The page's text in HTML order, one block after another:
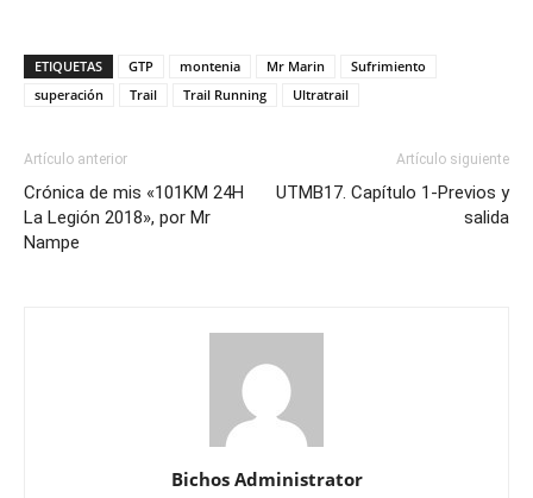
ETIQUETAS GTP montenia Mr Marin
Sufrimiento
superación
Trail Trail Running Ultratrail
Artículo anterior
Crónica de mis «101KM 24H
La Legión 2018», por Mr
Nampe
Artículo siguiente
UTMB17. Capítulo 1-Previos y
salida
Bichos Administrator